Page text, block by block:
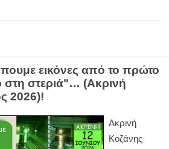
εικόνες από το πρώτο
στεριά"… (Ακρινή
2026)!
Ακρινή
Κοζάνης